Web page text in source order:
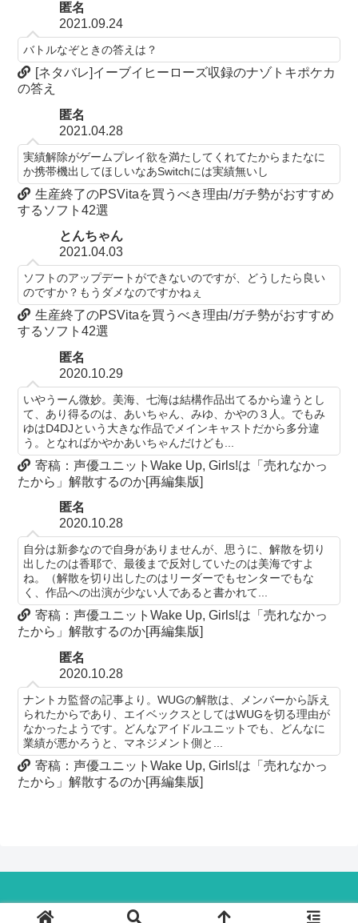
匿名
2021.09.24
バトルなぞときの答えは？
[ネタバレ]イーブイヒーローズ収録のナゾトキポケカ
の答え
匿名
2021.04.28
実績解除がゲームプレイ欲を満たしてくれてたからまたなに
か携帯機出してほしいなあSwitchには実績無いし
生産終了のPSVitaを買うべき理由/ガチ勢がおすすめ
するソフト42選
とんちゃん
2021.04.03
ソフトのアップデートができないのですが、どうしたら良い
のですか？もうダメなのですかねぇ
生産終了のPSVitaを買うべき理由/ガチ勢がおすすめ
するソフト42選
匿名
2020.10.29
いやうーん微妙。美海、七海は結構作品出てるから違うとし
て、あり得るのは、あいちゃん、みゆ、かやの３人。でもみ
ゆはD4DJという大きな作品でメインキャストだから多分違
う。となればかやかあいちゃんだけども...
寄稿：声優ユニットWake Up, Girls!は「売れなかっ
たから」解散するのか[再編集版]
匿名
2020.10.28
自分は新参なので自身がありませんが、思うに、解散を切り
出したのは香耶で、最後まで反対していたのは美海ですよ
ね。（解散を切り出したのはリーダーでもセンターでもな
く、作品への出演が少ない人であると書かれて...
寄稿：声優ユニットWake Up, Girls!は「売れなかっ
たから」解散するのか[再編集版]
匿名
2020.10.28
ナントカ監督の記事より。WUGの解散は、メンバーから訴え
られたからであり、エイベックスとしてはWUGを切る理由が
なかったようです。どんなアイドルユニットでも、どんなに
業績が悪かろうと、マネジメント側と...
寄稿：声優ユニットWake Up, Girls!は「売れなかっ
たから」解散するのか[再編集版]
© 2018-2024トキノドロップ.